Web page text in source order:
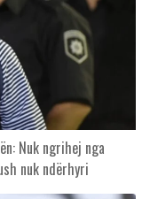
Nuk ngrihej nga
nuk ndërhyri